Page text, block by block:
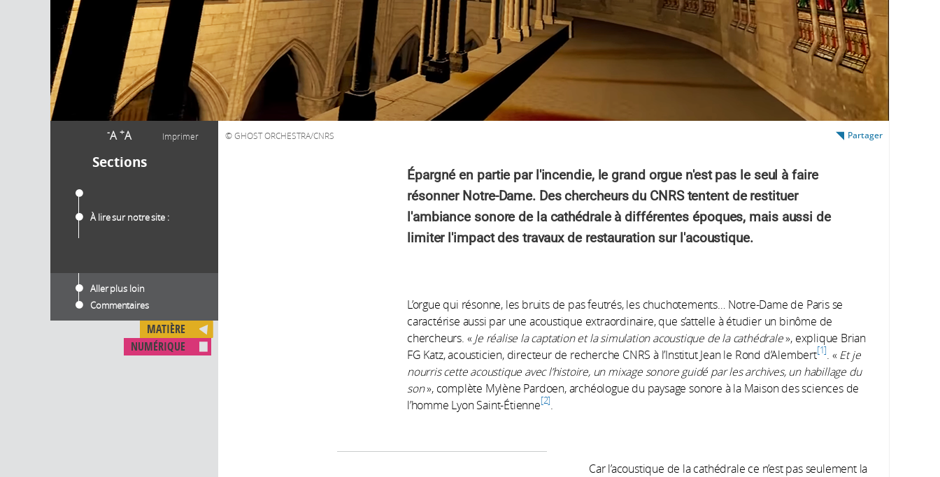
-A +A Imprimer
Sections
À lire sur notre site :
Aller plus loin
Commentaires
MATIÈRE
NUMÉRIQUE
GHOST ORCHESTRA/CNRS Partager
Épargné en partie par l'incendie, le grand orgue n'est pas le seul à faire
résonner Notre-Dame. Des chercheurs du CNRS tentent de restituer
l'ambiance sonore de la cathédrale à différentes époques, mais aussi de
limiter l'impact des travaux de restauration sur l'acoustique.
L’orgue qui résonne, les bruits de pas feutrés, les chuchotements… Notre-Dame de Paris se
caractérise aussi par une acoustique extraordinaire, que s’attelle à étudier un binôme de
chercheurs. « Je réalise la captation et la simulation acoustique de la cathédrale», explique Brian
FG Katz, acousticien, directeur de recherche CNRS à l’Institut Jean le Rond d’Alembert 1 . « Et je
nourris cette acoustique avec l’histoire, un mixage sonore guidé par les archives, un habillage du
son», complète Mylène Pardoen, archéologue du paysage sonore à la Maison des sciences de
l’homme Lyon Saint-Étienne 2
Car l’acoustique de la cathédrale ce n’est pas seulement la